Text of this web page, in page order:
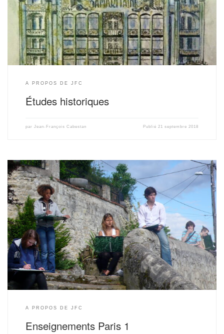
(pdf) Etude Médiathèque Saint-Lazare (pdf)
A PROPOS DE JFC
Études historiques
par Jean-François Cabestan Publié21 septembre 2018
Enseignements & pédagogie : bibliographies pour les étudiants de paris 1 De
l’histoire générale de l’architecture des Temps modernes à l’histoire de
l’habitat ou à celle du patrimoine, il va de soi que le saucissonnage d’une
bibliographie qui pourrait être unique tient de l’arbitraire. Il s’agit surtout de
procéder par incitations […]
A PROPOS DE JFC
Enseignements Paris 1